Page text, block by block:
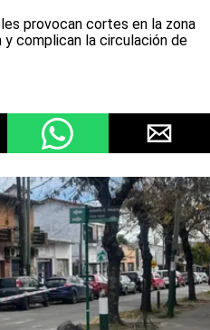
provocan cortes en la zona
y complican la circulación de